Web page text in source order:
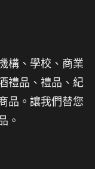
構、學校、商業
禮品、禮品、紀
品。讓我們替您
。